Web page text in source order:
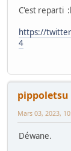
C'est reparti
https://
4
pippoletsu
Mars 03, 2023,
Déwane.